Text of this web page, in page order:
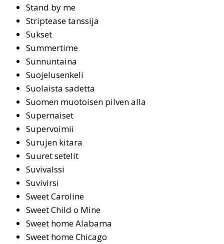
Stand by me
St­rip­tea­se tans­si­ja
Sukset
Sum­mer­ti­me
Sun­nun­tai­na
Suojelusenkeli
Suolaista sadetta
Suomen muotoisen pilven alla
Supernaiset
Supervoimii
Su­ru­jen ki­ta­ra
Suu­ret se­te­lit
Suvivalssi
Su­vi­vir­si
Sweet Caroline
Sweet Child o Mi­ne
Sweet ho­me Ala­ba­ma
Sweet ho­me Chi­ca­go